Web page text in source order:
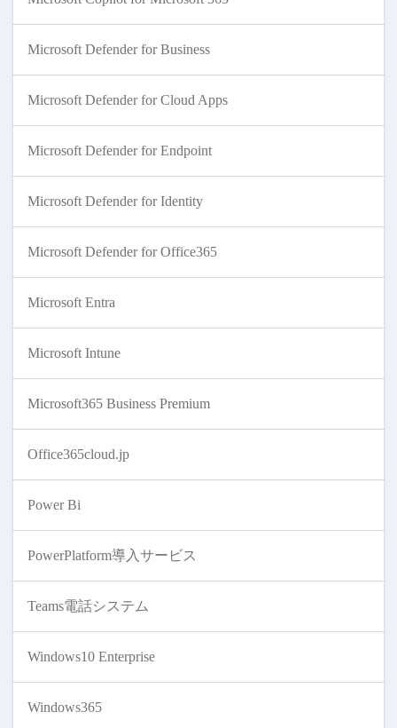
Microsoft Defender for Business
Microsoft Defender for Cloud Apps
Microsoft Defender for Endpoint
Microsoft Defender for Identity
Microsoft Defender for Office365
Microsoft Entra
Microsoft Intune
Microsoft365 Business Premium
Office365cloud.jp
Power Bi
PowerPlatform導入サービス
Teams電話システム
Windows10 Enterprise
Windows365